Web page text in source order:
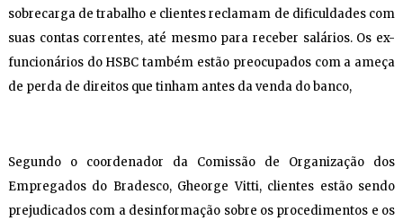
sobrecarga de trabalho e clientes reclamam de dificuldades com
suas contas correntes, até mesmo para receber salários. Os ex-
funcionários do HSBC também estão preocupados com a ameça
de perda de direitos que tinham antes da venda do banco,
Segundo o coordenador da Comissão de Organização dos
Empregados do Bradesco, Gheorge Vitti, clientes estão sendo
prejudicados com a desinformação sobre os procedimentos e os